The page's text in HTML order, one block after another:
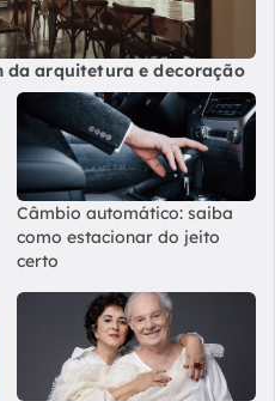
da arquitetura e decoração
Câmbio automático: saiba
como estacionar do jeito
certo